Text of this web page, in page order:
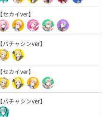
【セカイver】
【バチャシンver】
【セカイver】
【バチャシンver】